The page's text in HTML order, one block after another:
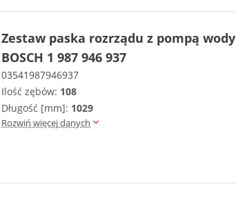
Zestaw paska rozrządu z pompą wody
BOSCH 1 987 946 937
03541987946937
Ilość zębów: 108
Długość [mm]: 1029
Rozwiń więcej danych